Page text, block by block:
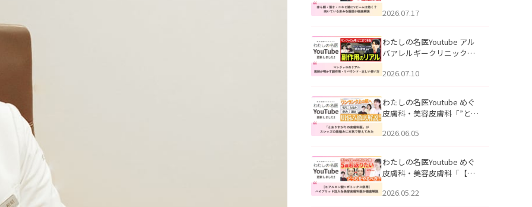
跡にVビームは効く？向いて
説」を公開いたしました。
2026.07.17
わたしの名医Youtube アル
バアレルギークリニック札
医師が明かす副作用・リバ
公開いたしました。
2026.07.10
わたしの名医Youtube めぐ
皮膚科・美容皮膚科「”とお
ッズの肌悩みに本気で答え
た。
2026.06.05
わたしの名医Youtube めぐ
皮膚科・美容皮膚科「【ヒ
用】ハイブリッド注入を美
2026.05.22